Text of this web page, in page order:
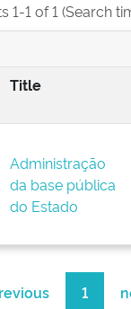
1-1 of 1 (Search
Title
Administração
da base pública
do Estado
1